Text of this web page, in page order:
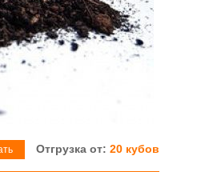
Отгрузка от: 20 кубов